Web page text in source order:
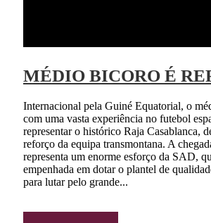
MÉDIO BICORO É
Internacional pela Guiné Equatorial, o
com uma vasta experiência no futebol
representar o histórico Raja Casablanca,
reforço da equipa transmontana. A
representa um enorme esforço da SAD,
empenhada em dotar o plantel de
para lutar pelo grande...